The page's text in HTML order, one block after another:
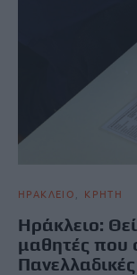
ΗΡΑΚΛΕΙΟ ΚΡΗΤΗ
Ηράκλειο:
μαθητές που